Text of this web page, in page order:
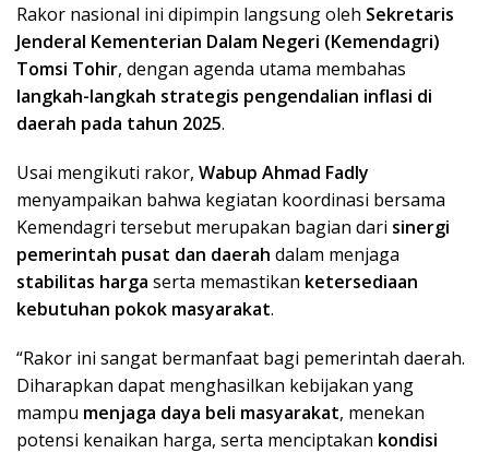
Rakor nasional ini dipimpin langsung oleh Sekretaris
Jenderal Kementerian Dalam Negeri (Kemendagri)
Tomsi Tohir, dengan agenda utama membahas
langkah-langkah strategis pengendalian inflasi di
daerah pada tahun 2025.
Usai mengikuti rakor, Wabup Ahmad Fadly
menyampaikan bahwa kegiatan koordinasi bersama
Kemendagri tersebut merupakan bagian dari sinergi
pemerintah pusat dan daerah dalam menjaga
stabilitas harga serta memastikan ketersediaan
kebutuhan pokok masyarakat.
“Rakor ini sangat bermanfaat bagi pemerintah daerah.
Diharapkan dapat menghasilkan kebijakan yang
mampu menjaga daya beli masyarakat, menekan
potensi kenaikan harga, serta menciptakan kondisi